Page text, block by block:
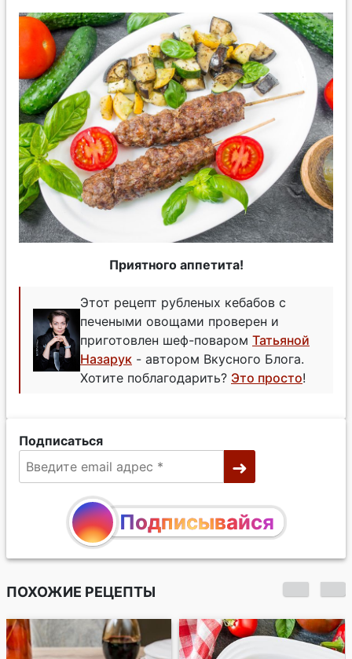
Приятного аппетита!
Этот рецепт рубленых кебабов с
печеными овощами проверен и
приготовлен шеф-поваром Татьяной
Назарук - автором Вкусного Блога.
Хотите поблагодарить? Это просто!
Подписаться
Подписывайся
ПОХОЖИЕ РЕЦЕПТЫ
Жареный фарш с
овощами и рисом